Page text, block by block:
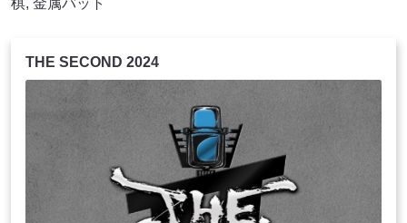
棋, 金属バット
THE SECOND 2024